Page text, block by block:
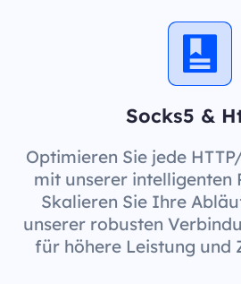
Socks5 &
Optimieren Sie jede
mit unserer intelligenten
Skalieren Sie Ihre
unserer robusten
für höhere Leistung und